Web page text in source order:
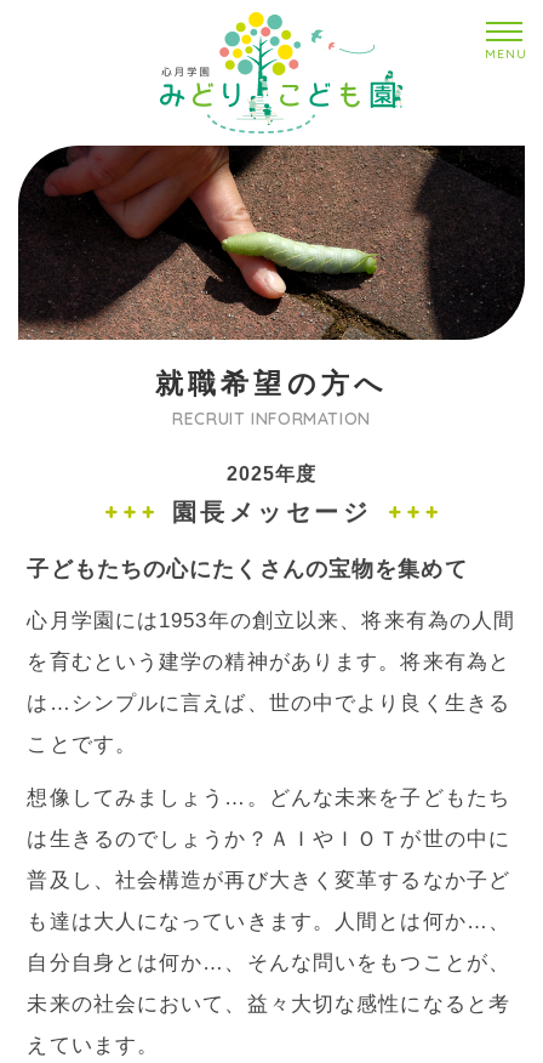
MENU
就職希望の方へ
RECRUIT INFORMATION
2025年度
園長メッセージ
子どもたちの心にたくさんの宝物を集めて
心月学園には1953年の創立以来、将来有為の人間
を育むという建学の精神があります。将来有為と
は…シンプルに言えば、世の中でより良く生きる
ことです。
想像してみましょう…。どんな未来を子どもたち
は生きるのでしょうか？ＡＩやＩＯＴが世の中に
普及し、社会構造が再び大きく変革するなか子ど
も達は大人になっていきます。人間とは何か…、
自分自身とは何か…、そんな問いをもつことが、
未来の社会において、益々大切な感性になると考
えています。